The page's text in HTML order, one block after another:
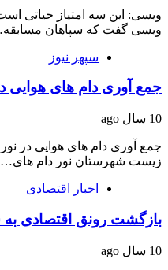
ویسی: این سه امتیاز حیاتی
ویسی گفت که سپاهان
سپهر نیوز
جمع آوری دام های هوایی
10 سال ago
جمع آوری دام های هوایی در
زیست شهرستان نور دام های…
اخبار اقتصادی
بازگشت رونق اقتصادی
10 سال ago